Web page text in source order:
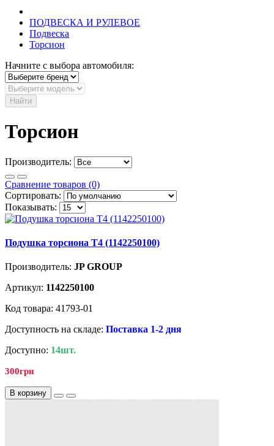
ПОДВЕСКА И РУЛЕВОЕ
Подвеска
Торсион
Начните с выбора автомобиля:
Найти
Торсион
Производитель:
Сравнение товаров (0)
Сортировать:
Показывать:
Подушка торсиона T4 (1142250100)
Производитель: JP GROUP
Артикул: 1142250100
Код товара: 41793-01
Доступность на складе: Поставка 1-2 дня
Доступно: 14шт.
300грн
В корзину